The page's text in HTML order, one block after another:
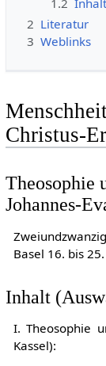
1.2
2 Literatur
3 Weblinks
Christus-
Theosophie
Johannes-
Basel 16. bis
Inhalt
I. Theosophie
Kassel):